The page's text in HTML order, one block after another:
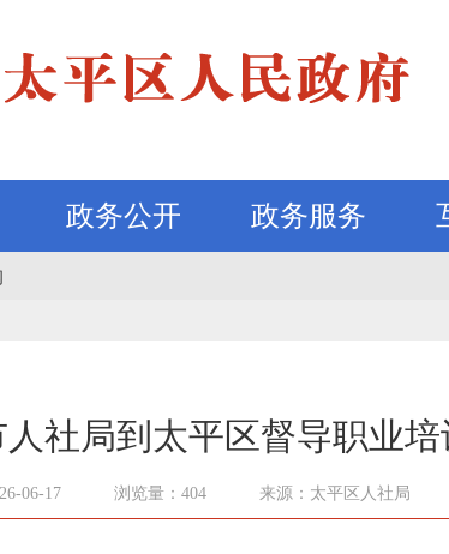
政务公开 政务服务
人社局到太平区督导职业
06-17 浏览量：404 来源：太平区人社局